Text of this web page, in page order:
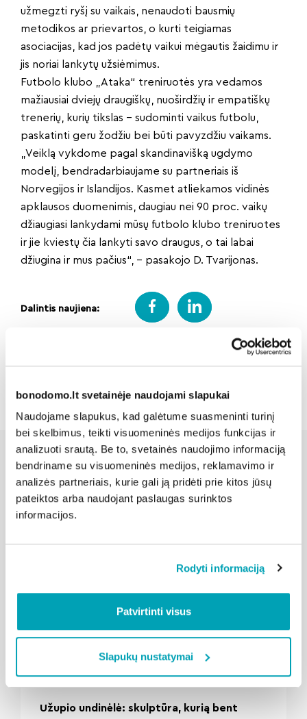
bonodomo.lt svetainėje naudojami slapukai
Naudojame slapukus, kad galėtume suasmeninti turinį
bei skelbimus, teikti visuomeninės medijos funkcijas ir
analizuoti srautą. Be to, svetainės naudojimo informaciją
bendriname su visuomeninės medijos, reklamavimo ir
analizės partneriais, kurie gali ją pridėti prie kitos jūsų
pateiktos arba naudojant paslaugas surinktos
informacijos.
Rodyti informaciją
Patvirtinti visus
Slapukų nustatymai
užmegzti ryšį su vaikais, nenaudoti bausmių
metodikos ar prievartos, o kurti teigiamas
asociacijas, kad jos padėtų vaikui mėgautis žaidimu ir
jis noriai lankytų užsiėmimus.
Futbolo klubo „Ataka“ treniruotės yra vedamos
mažiausiai dviejų draugiškų, nuoširdžių ir empatiškų
trenerių, kurių tikslas – sudominti vaikus futbolu,
paskatinti geru žodžiu bei būti pavyzdžiu vaikams.
„Veiklą vykdome pagal skandinavišką ugdymo
modelį, bendradarbiaujame su partneriais iš
Norvegijos ir Islandijos. Kasmet atliekamos vidinės
apklausos duomenimis, daugiau nei 90 proc. vaikų
džiaugiasi lankydami mūsų futbolo klubo treniruotes
ir jie kviestų čia lankyti savo draugus, o tai labai
džiugina ir mus pačius“, – pasakojo D. Tvarijonas.
Dalintis naujiena:
Atgal
Susijusios naujienos
Kalba vilniečiai 2026-08-04
Užupio undinėlė: skulptūra, kurią bent